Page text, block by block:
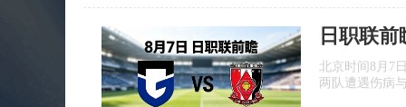
北京时间8月7
两队遭遇伤病